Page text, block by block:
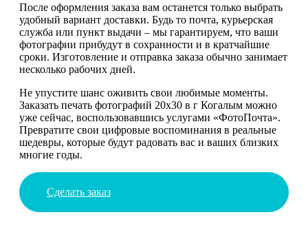
После оформления заказа вам останется только выбрать
удобный вариант доставки. Будь то почта, курьерская
служба или пункт выдачи – мы гарантируем, что ваши
фотографии прибудут в сохранности и в кратчайшие
сроки. Изготовление и отправка заказа обычно занимает
несколько рабочих дней.
Не упустите шанс оживить свои любимые моменты.
Заказать печать фотографий 20х30 в г Когалым можно
уже сейчас, воспользовавшись услугами «ФотоПочта».
Превратите свои цифровые воспоминания в реальные
шедевры, которые будут радовать вас и ваших близких
многие годы.
Сделать заказ